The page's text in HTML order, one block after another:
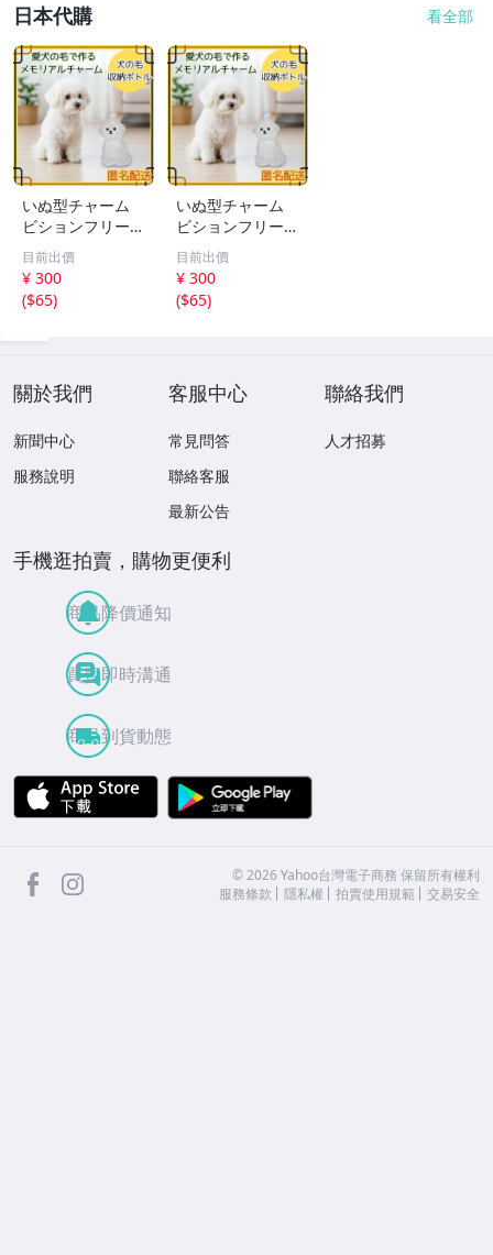
日本代購 看全部
いぬ型チャーム
ビションフリーゼ
アクセサリー キ
ーホルダー ペア
思い出
目前出價
¥ 300
($65)
いぬ型チャーム
ビションフリーゼ
アクセサリー キ
ーホルダー ペア
思い出
目前出價
¥ 300
($65)
關於我們
新聞中心
服務說明
客服中心
常見問答
聯絡客服
最新公告
聯絡我們
人才招募
手機逛拍賣，購物更便利
商品降價通知
買賣即時溝通
商品到貨動態
APP Store
facebook ©2026 Yahoo台灣電子商務 保留所有權利
服務條款
隱私權 拍賣使用規範 交易安全